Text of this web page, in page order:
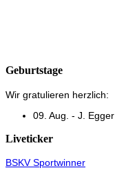
Geburtstage
Wir gratulieren herzlich:
09. Aug. - J. Egger
Liveticker
BSKV Sportwinner